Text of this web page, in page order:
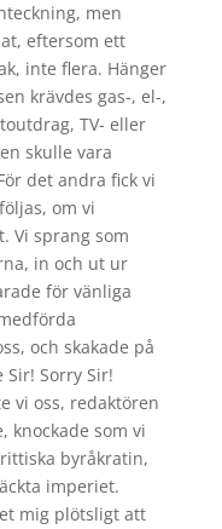
men
eftersom ett
inte flera. Hänger
krävdes gas-, el-,
TV- eller
skulle vara
det andra fick vi
om vi
Vi sprang som
in och ut ur
för vänliga
och skakade på
Sorry Sir!
vi oss, redaktören
knockade som vi
byråkratin,
imperiet.
mig plötsligt att